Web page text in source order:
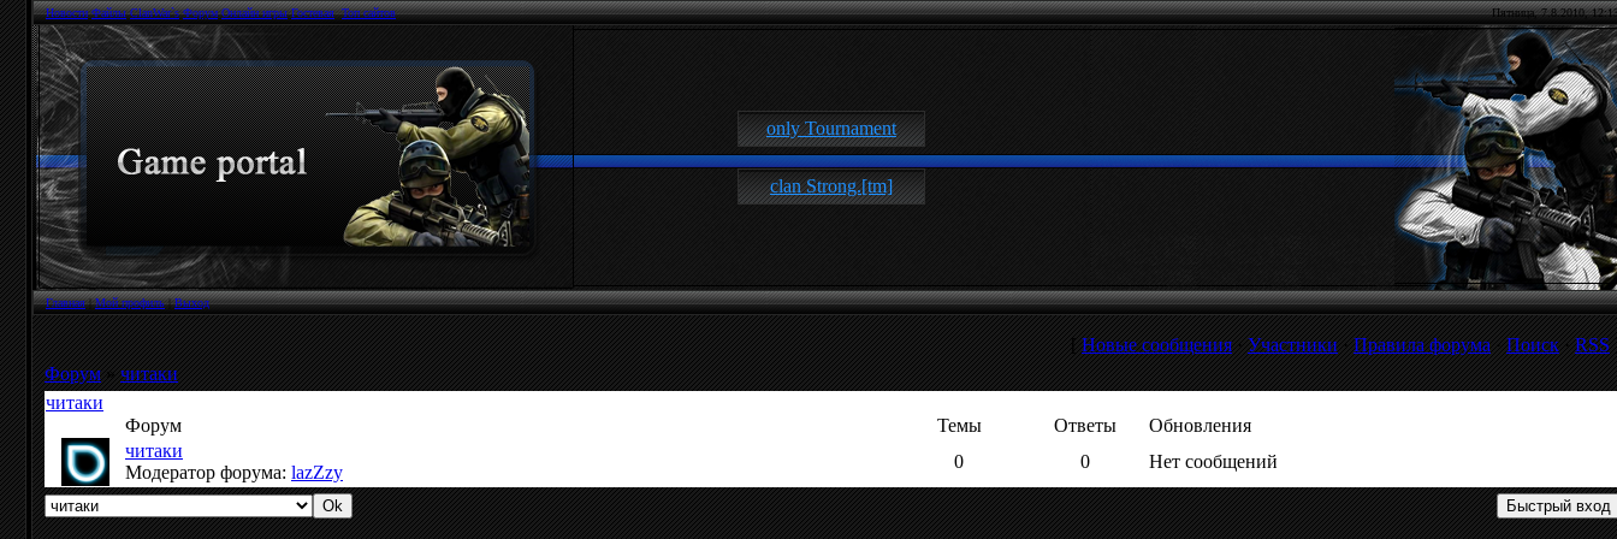
Новости Файлы ClanWar`s Форум Онлайн игры Гостевая Топ сайтов Пятница, 7.8.2010,
only Tournament
clan Strong.[tm]
Главная|Мой профиль|Выход
[Новые сообщения·Участники·Правила форума·Поиск·RSS
Форум » читаки
читаки
Форум
Темы Ответы
Обновления
читаки
Модератор форума: lazZzy
0 0 Нет сообщений